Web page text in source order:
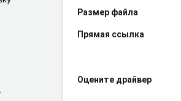
Размер файла
Прямая ссылка
Оцените драйвер